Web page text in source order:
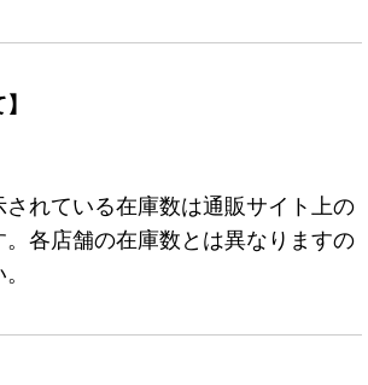
れている在庫数は通販サイト上の
各店舗の在庫数とは異なりますの